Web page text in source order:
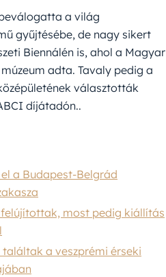
a világ
gyűjtésébe, de nagy sikert
Biennálén is, ahol a Magyar
adta. Tavaly pedig a
választották
díjátadón..
a Budapest-Belgrád
most pedig kiállítás
a veszprémi érseki